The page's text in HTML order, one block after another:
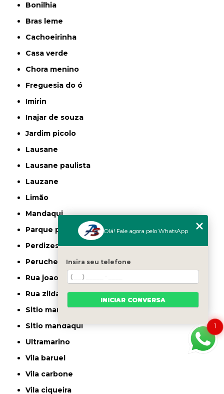
bonilhia
bras leme
cachoeirinha
casa verde
chora menino
freguesia do ó
imirin
inajar de souza
jardim picolo
lausane
lausane paulista
lauzane
limão
mandaqui
parque peruche
perdizes
peruche
rua joao ruthe
rua zilda
sitio manda aqui
sitio mandaqui
ultramarino
vila baruel
vila carbone
vila ciqueira
1
Olá! Fale agora pelo WhatsApp
Insira seu telefone
INICIAR CONVERSA